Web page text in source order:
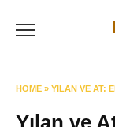
HOME » YILAN VE AT:
Yılan ve